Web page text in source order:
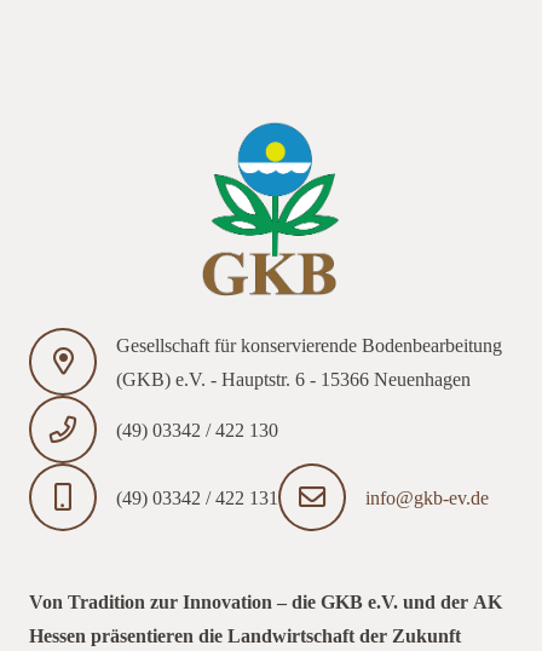
Gesellschaft für konservierende Bodenbearbeitung
(GKB) e.V. - Hauptstr. 6 - 15366 Neuenhagen
(49) 03342 / 422 130
(49) 03342 / 422 131 info@gkb-ev.de
Von Tradition zur Innovation – die GKB e.V. und der AK
Hessen präsentieren die Landwirtschaft der Zukunft